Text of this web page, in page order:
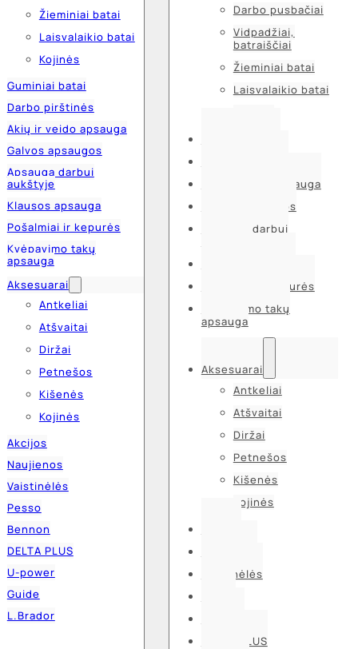
Žieminiai batai
Laisvalaikio batai
Kojinės
Guminiai batai
Darbo pirštinės
Akių ir veido apsauga
Galvos apsaugos
Apsauga darbui
aukštyje
Klausos apsauga
Pošalmiai ir kepurės
Kvėpavimo takų
apsauga
Aksesuarai
Antkeliai
Atšvaitai
Diržai
Petnešos
Kišenės
Kojinės
Akcijos
Naujienos
Vaistinėlės
Pesso
Bennon
DELTA PLUS
U-power
Guide
L.Brador
Darbo pusbačiai
Vidpadžiai,
batraiščiai
Žieminiai batai
Laisvalaikio batai
Akių ir veido apsauga
Galvos apsaugos
Apsauga darbui
Pošalmiai ir kepurės
Kvėpavimo takų
apsauga
Aksesuarai
Antkeliai
Atšvaitai
Diržai
Petnešos
Kišenės
Kojinės
Vaistinėlės
DELTA PLUS